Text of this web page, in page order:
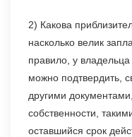
2) Какова
насколько велик
правило, у владельца
можно подтвердить,
другими
собственности,
оставшийся срок